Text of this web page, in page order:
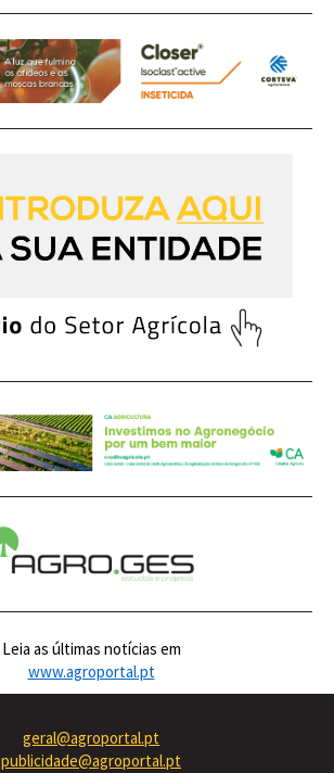
Leia as últimas notícias em
www.agroportal.pt
geral@agroportal.pt
publicidade@agroportal.pt